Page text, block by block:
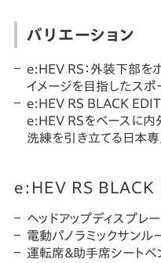
バリエーション
e:HEV RS：外装下部を
イメージを目指したスポ
e:HEV RS BLACK
e:HEV RSをベースに内
洗練を引き立てる日本専
e:HEV RS BLACK
ヘッドアップディスプレー
電動パノラミックサンル
運転席＆助手席シートベ